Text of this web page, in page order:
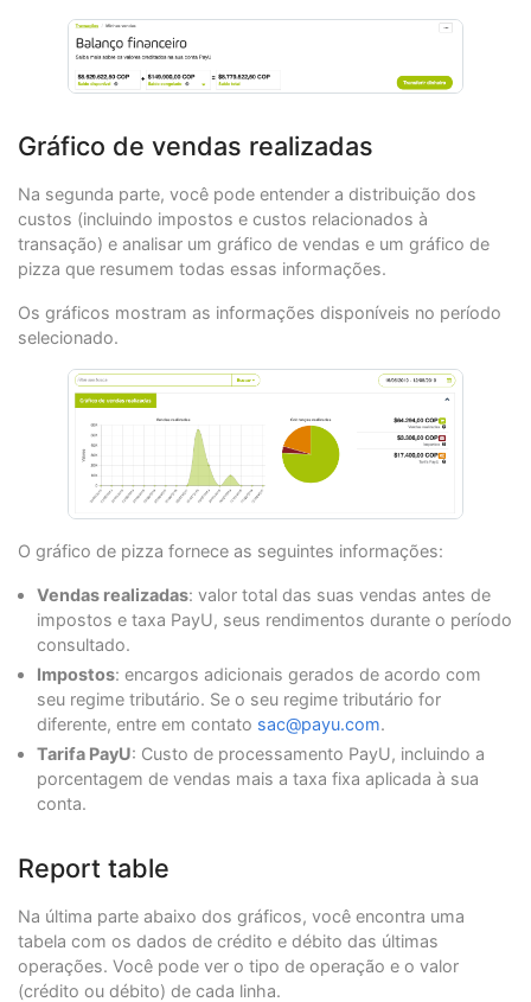
Gráfico de vendas realizadas
Na segunda parte, você pode entender a distribuição dos
custos (incluindo impostos e custos relacionados à
transação) e analisar um gráfico de vendas e um gráfico de
pizza que resumem todas essas informações.
Os gráficos mostram as informações disponíveis no período
selecionado.
O gráfico de pizza fornece as seguintes informações:
Vendas realizadas: valor total das suas vendas antes de
impostos e taxa PayU, seus rendimentos durante o período
consultado.
Impostos: encargos adicionais gerados de acordo com
seu regime tributário. Se o seu regime tributário for
diferente, entre em contato sac@payu.com.
Tarifa PayU: Custo de processamento PayU, incluindo a
porcentagem de vendas mais a taxa fixa aplicada à sua
conta.
Report table
Na última parte abaixo dos gráficos, você encontra uma
tabela com os dados de crédito e débito das últimas
operações. Você pode ver o tipo de operação e o valor
(crédito ou débito) de cada linha.